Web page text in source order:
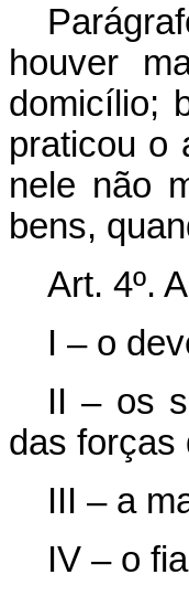
houver
domicílio;
praticou o
nele não
bens,
Art. 4º.
I – o
II – os
das forças
III – a
IV – o